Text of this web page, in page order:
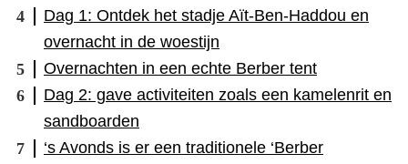
Dag 1: Ontdek het stadje Aït-Ben-Haddou en
overnacht in de woestijn
Overnachten in een echte Berber tent
Dag 2: gave activiteiten zoals een kamelenrit en
sandboarden
‘s Avonds is er een traditionele ‘Berber